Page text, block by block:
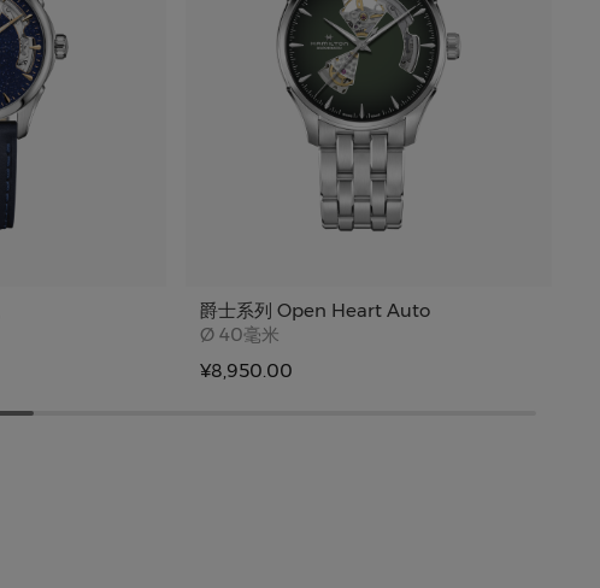
爵士系列 Open Heart Auto
Ø Case size
40毫米
¥8,950.00